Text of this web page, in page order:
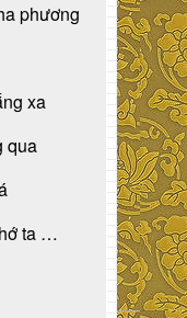
phương
xa
qua
ta …